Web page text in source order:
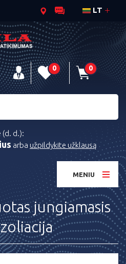
LT
0 0
(d. d.):
arba užpildykite užklausą
MENIU
jungiamasis